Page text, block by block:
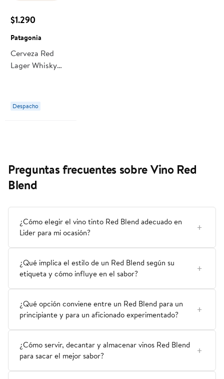
$1.290
Patagonia
Cerveza Red
Lager Whisky
Patagonia
Despacho
Preguntas frecuentes sobre Vino Red
Blend
¿Cómo elegir el vino tinto Red Blend adecuado en
Lider para mi ocasión?
¿Qué implica el estilo de un Red Blend según su
etiqueta y cómo influye en el sabor?
¿Qué opción conviene entre un Red Blend para un
principiante y para un aficionado experimentado?
¿Cómo servir, decantar y almacenar vinos Red Blend
para sacar el mejor sabor?